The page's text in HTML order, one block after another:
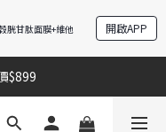
胱甘肽面膜+維他
開啟APP
$899
$899
瑛洗臉機